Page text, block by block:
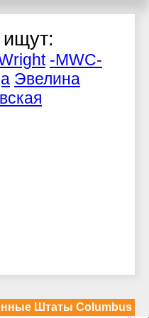
Штаты Columbus
-MWC-
Эвелина